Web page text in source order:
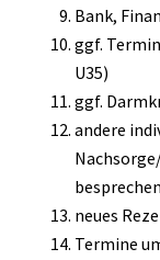
Bank,
ggf.
U35)
ggf.
andere
neues
Termine